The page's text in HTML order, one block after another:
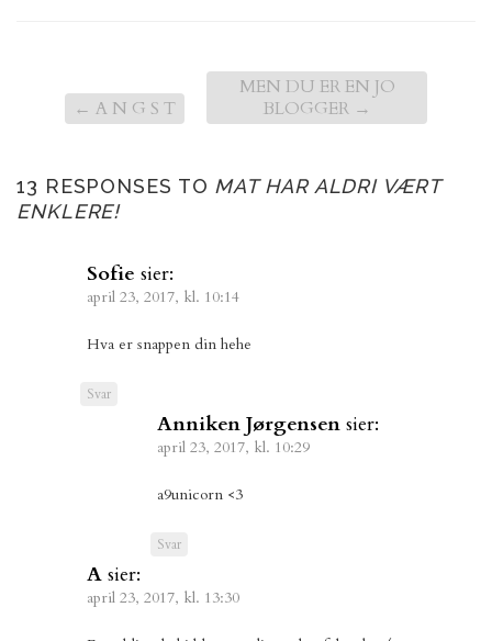
← A N G S T
MEN DU ER EN JO
BLOGGER →
13 RESPONSES TO MAT HAR ALDRI VÆRT
ENKLERE!
Sofie sier:
april 23, 2017, kl. 10:14
Hva er snappen din hehe
Svar
Anniken Jørgensen sier:
april 23, 2017, kl. 10:29
a9unicorn <3
Svar
A sier:
april 23, 2017, kl. 13:30